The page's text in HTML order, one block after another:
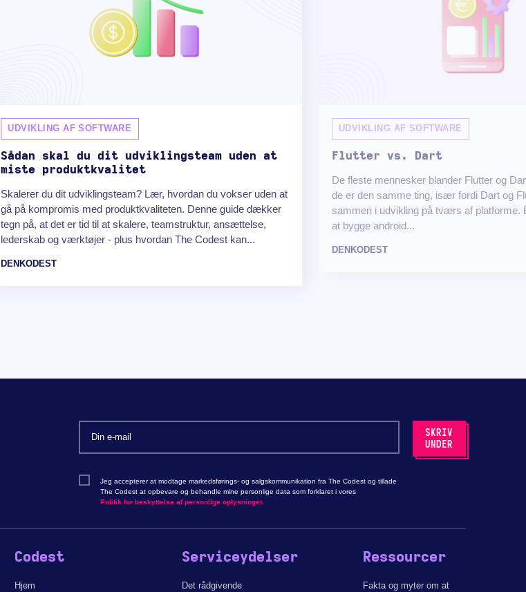
UDVIKLING AF SOFTWARE
Sådan skal du dit udviklingsteam uden at
miste produktkvalitet
Skalerer du dit udviklingsteam? Lær, hvordan du vokser uden at
gå på kompromis med produktkvaliteten. Denne guide dækker
tegn på, at det er tid til at skalere, teamstruktur, ansættelse,
lederskab og værktøjer - plus hvordan The Codest kan...
DENKODEST
UDVIKLING AF SOFTWARE
Flutter vs. Dart
De fleste mennesker blander Flutter og
de er den samme ting, især fordi Dart og
sammen i udvikling på tværs af platforme.
at bygge android...
DENKODEST
Jeg accepterer at modtage markedsførings- og salgskommunikation fra The Codest og tillade
The Codest at opbevare og behandle mine personlige data som forklaret i vores
Politik for beskyttelse af personlige oplysninger.
Codest
Hjem
Serviceydelser
Det rådgivende
Ressourcer
Fakta og myter om at